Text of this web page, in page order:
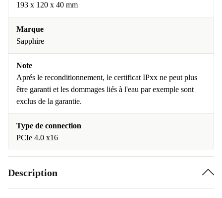
193 x 120 x 40 mm
Marque
Sapphire
Note
Aprés le reconditionnement, le certificat IPxx ne peut plus
être garanti et les dommages liés à l'eau par exemple sont
exclus de la garantie.
Type de connection
PCIe 4.0 x16
Description